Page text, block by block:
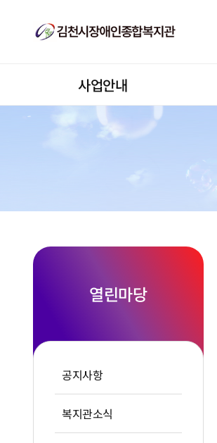
사업안내
열린마당
공지사항
복지관소식